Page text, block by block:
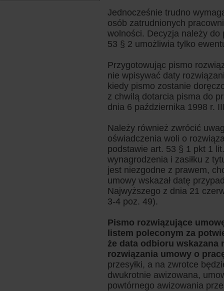
Jednocześnie trudno
osób zatrudnionych
wolności. Decyzja należy
53 § 2 umożliwia tylko
Przygotowując pismo
nie wpisywać daty
kiedy pismo zostanie
z chwilą dotarcia pisma do
dnia 6 października 1998 r.
Należy również zwrócić
oświadczenia woli o
podstawie art. 53 § 1 pkt 1
wynagrodzenia i zasiłku z
jest niezgodne z prawem,
umowy wskazał datę
Najwyższego z dnia 21
3-4 poz. 49).
Pismo rozwiązujące
listem poleconym za
że data odbioru wskazana
rozwiązania umowy o
przesyłki, a na zwrotce
dwukrotnie awizowana,
powtórnego awizowania